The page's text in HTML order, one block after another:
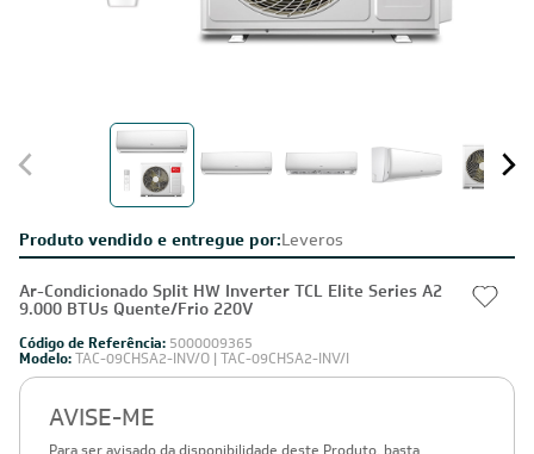
Produto vendido e entregue por:Leveros
Ar-Condicionado Split HW Inverter TCL Elite Series A2
9.000 BTUs Quente/Frio 220V
Código de Referência: 5000009365
Modelo:TAC-09CHSA2-INV/O | TAC-09CHSA2-INV/I
AVISE-ME
Para ser avisado da disponibilidade deste Produto, basta